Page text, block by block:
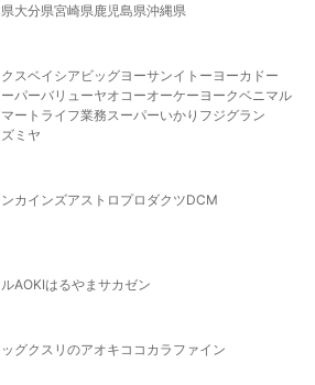
大分県宮崎県 鹿児島県沖縄県
スベイシア ビッグヨーサンイトーヨーカドー
ーパーバリューヤオコーオーケー ヨークベニマル
ート ライフ業務スーパーいかり フジグラン
ミヤ
カインズアストロプロダクツDCM
AOKIはるやま サカゼン
グクスリのアオキ ココカラファイン